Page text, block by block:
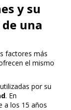
y su
una
factores más
el mismo
por su
. En
a los 15 años